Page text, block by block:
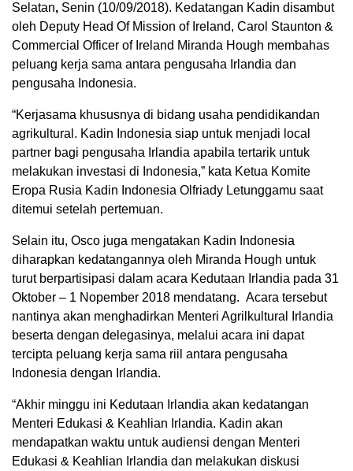
Selatan, Senin (10/09/2018). Kedatangan Kadin disambut
oleh Deputy Head Of Mission of Ireland, Carol Staunton &
Commercial Officer of Ireland Miranda Hough membahas
peluang kerja sama antara pengusaha Irlandia dan
pengusaha Indonesia.
“Kerjasama khususnya di bidang usaha pendidikandan
agrikultural. Kadin Indonesia siap untuk menjadi local
partner bagi pengusaha Irlandia apabila tertarik untuk
melakukan investasi di Indonesia,” kata Ketua Komite
Eropa Rusia Kadin Indonesia Olfriady Letunggamu saat
ditemui setelah pertemuan.
Selain itu, Osco juga mengatakan Kadin Indonesia
diharapkan kedatangannya oleh Miranda Hough untuk
turut berpartisipasi dalam acara Kedutaan Irlandia pada 31
Oktober – 1 Nopember 2018 mendatang. Acara tersebut
nantinya akan menghadirkan Menteri Agrilkultural Irlandia
beserta dengan delegasinya, melalui acara ini dapat
tercipta peluang kerja sama riil antara pengusaha
Indonesia dengan Irlandia.
“Akhir minggu ini Kedutaan Irlandia akan kedatangan
Menteri Edukasi & Keahlian Irlandia. Kadin akan
mendapatkan waktu untuk audiensi dengan Menteri
Edukasi & Keahlian Irlandia dan melakukan diskusi